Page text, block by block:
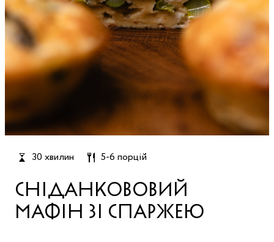
30 хвилин 5-6 порцій
СНІДАНКОВОВИЙ
МАФІН ЗІ СПАРЖЕЮ